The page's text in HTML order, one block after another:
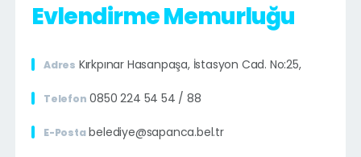
Evlendirme Memurluğu
Adres Kırkpınar Hasanpaşa, İstasyon Cad. No:25,
Telefon 0850 224 54 54 / 88
E-Posta belediye@sapanca.bel.tr